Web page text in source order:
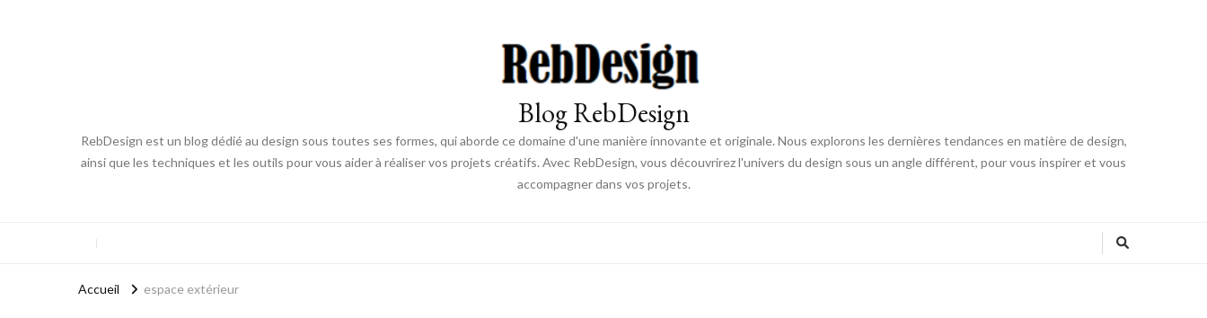
Blog RebDesign
RebDesign est un blog dédié au design sous toutes ses formes, qui aborde ce domaine d'une manière innovante et originale. Nous explorons les dernières tendances en matière de design,
ainsi que les techniques et les outils pour vous aider à réaliser vos projets créatifs. Avec RebDesign, vous découvrirez l'univers du design sous un angle différent, pour vous inspirer et vous
accompagner dans vos projets.
Accueil espace extérieur